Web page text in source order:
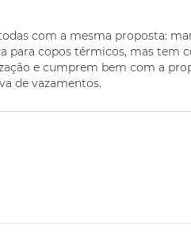
com a mesma proposta:
copos térmicos, mas tem
e cumprem bem com a
de vazamentos.